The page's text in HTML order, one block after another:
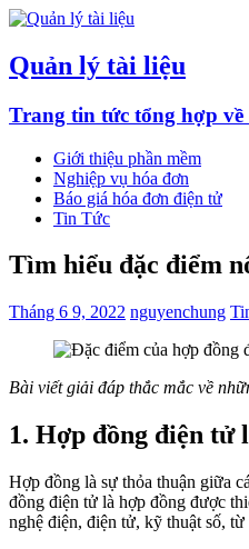
Quản lý tài liệu
Trang tin tức tổng hợp
Giới thiệu phần mềm
Nghiệp vụ hóa đơn
Báo giá hóa đơn điện tử
Tin Tức
Tìm hiểu đặc điểm
Tháng 6 9, 2022 nguyenchung
Bài viết giải đáp thắc mắc về
1. Hợp đồng điện tử
Hợp đồng là sự thỏa thuận giữa
đồng điện tử là hợp đồng được
nghệ điện, điện tử, kỹ thuật số,